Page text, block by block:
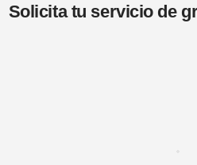
Solicita tu servicio de